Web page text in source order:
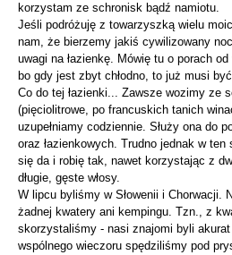
korzystam ze schronisk bądź namiotu.
Jeśli podróżuję z towarzyszką wielu
nam, że bierzemy jakiś cywilizowany
uwagi na łazienkę. Mówię tu o porach
bo gdy jest zbyt chłodno, to już musi
Co do tej łazienki... Zawsze wozimy ze
(pięciolitrowe, po francuskich tanich
uzupełniamy codziennie. Służy ona do
oraz łazienkowych. Trudno jednak w ten
się da i robię tak, nawet korzystając z
długie, gęste włosy.
W lipcu byliśmy w Słowenii i Chorwacji.
żadnej kwatery ani kempingu. Tzn., z
skorzystaliśmy - nasi znajomi byli
wspólnego wieczoru spędziliśmy pod